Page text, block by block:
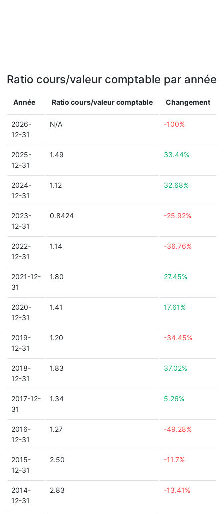
Ratio cours/valeur comptable par année
Année Ratio cours/valeur comptable Changement
2026-
12-31
N/A -100%
2025-
12-31
1.49 33.44%
2024-
12-31
1.12 32.68%
2023-
12-31
0.8424 -25.92%
2022-
12-31
1.14 -36.76%
2021-12-
31
1.80 27.45%
2020-
12-31
1.41 17.61%
2019-
12-31
1.20 -34.45%
2018-
12-31
1.83 37.02%
2017-12-
31
1.34 5.26%
2016-
12-31
1.27 -49.28%
2015-
12-31
2.50 -11.7%
2014-
12-31
2.83 -13.41%